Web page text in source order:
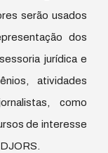
serão usados
dos
jurídica e
atividades
como
de interesse